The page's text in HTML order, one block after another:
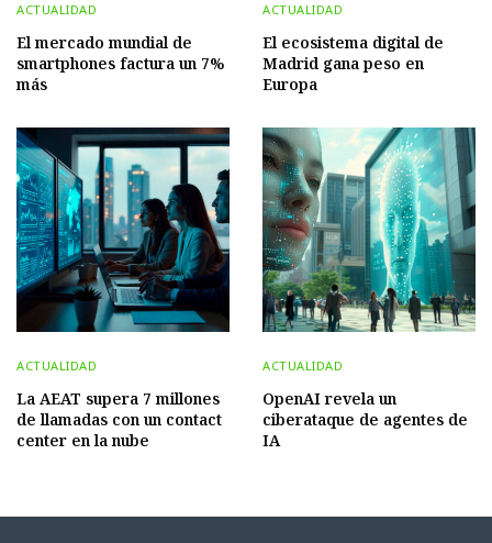
ACTUALIDAD
El mercado mundial de
smartphones factura un 7%
más
ACTUALIDAD
El ecosistema digital de
Madrid gana peso en
Europa
ACTUALIDAD
La AEAT supera 7 millones
de llamadas con un contact
center en la nube
ACTUALIDAD
OpenAI revela un
ciberataque de agentes de
IA